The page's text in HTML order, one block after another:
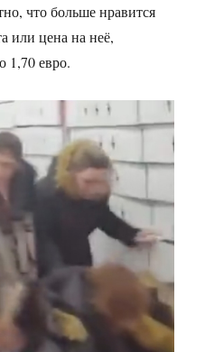
что больше нравится
или цена на неё,
1,70 евро.